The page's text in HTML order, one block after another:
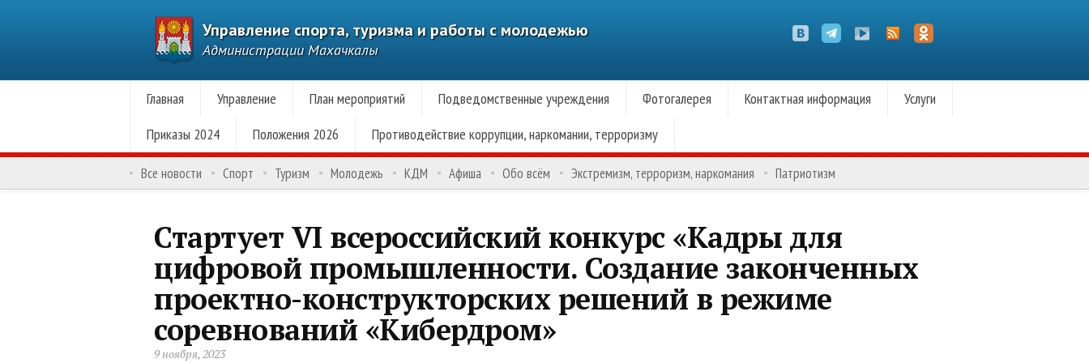
Управление спорта, туризма и работы с молодежью
Администрации Махачкалы
Главная Управление План мероприятий Подведомственные учреждения Фотогалерея Контактная информация
Услуги
Приказы 2024
Положения 2026 Противодействие коррупции, наркомании, терроризму
Все новости Спорт Туризм Молодежь КДМ Афиша Обо всём Экстремизм, терроризм, наркомания Патриотизм
Стартует VI всероссийский конкурс «Кадры для
цифровой промышленности. Создание законченных
проектно-конструкторских решений в режиме
соревнований «Кибердром»
9 ноября, 2023